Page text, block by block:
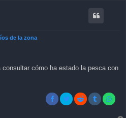
de la zona
consultar cómo ha estado la pesca con